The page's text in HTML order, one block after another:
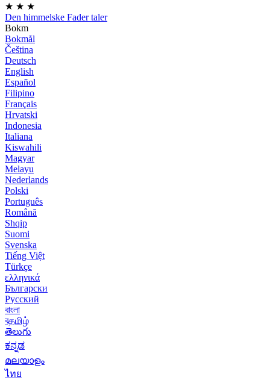
★ ★ ★
Den himmelske Fader taler
Bokm
Bokmål
Čeština
Deutsch
English
Español
Filipino
Français
Hrvatski
Indonesia
Italiana
Kiswahili
Magyar
Melayu
Nederlands
Polski
Português
Română
Shqip
Suomi
Svenska
Tiếng Việt
Türkçe
ελληνικά
Български
Русский
বাংলা
বதமிழ்
తెలుగు
ಕನ್ನಡ
മലയാളം
ไทย